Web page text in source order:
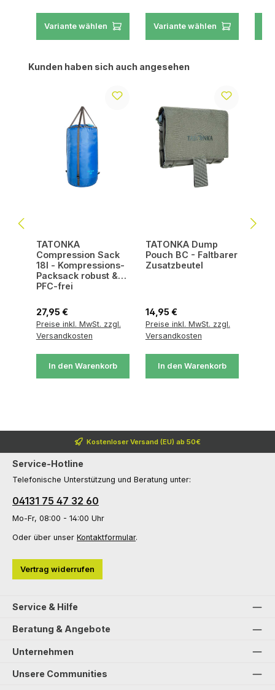
Variante wählen Variante wählen
Produktgalerie überspringen
Kunden haben sich auch angesehen
TATONKA
Compression Sack
18l - Kompressions-
Packsack robust &
PFC-frei
Regulärer Preis:
27,95 €
Preise inkl. MwSt. zzgl.
Versandkosten
In den Warenkorb
TATONKA Dump
Pouch BC - Faltbarer
Zusatzbeutel
Regulärer Preis:
14,95 €
Preise inkl. MwSt. zzgl.
Versandkosten
In den Warenkorb
Kostenloser Versand (EU) ab 50€
Service-Hotline
Telefonische Unterstützung und Beratung unter:
04131 75 47 32 60
Mo-Fr, 08:00 - 14:00 Uhr
Oder über unser Kontaktformular.
Vertrag widerrufen
Service & Hilfe
Beratung & Angebote
Unternehmen
Unsere Communities